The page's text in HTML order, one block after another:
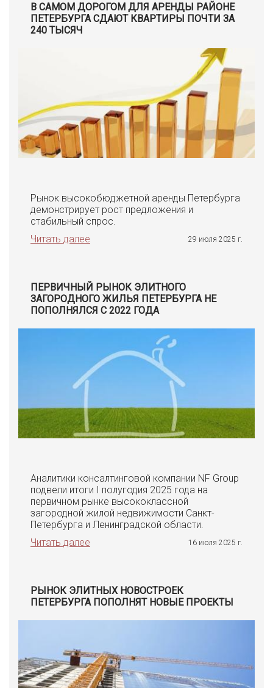
В САМОМ ДОРОГОМ ДЛЯ АРЕНДЫ РАЙОНЕ
ПЕТЕРБУРГА СДАЮТ КВАРТИРЫ ПОЧТИ ЗА
240 ТЫСЯЧ
Рынок высокобюджетной аренды Петербурга
демонстрирует рост предложения и
стабильный спрос.
Читать далее
29 июля 2025 г.
ПЕРВИЧНЫЙ РЫНОК ЭЛИТНОГО
ЗАГОРОДНОГО ЖИЛЬЯ ПЕТЕРБУРГА НЕ
ПОПОЛНЯЛСЯ С 2022 ГОДА
Аналитики консалтинговой компании NF Group
подвели итоги I полугодия 2025 года на
первичном рынке высококлассной
загородной жилой недвижимости Санкт-
Петербурга и Ленинградской области.
Читать далее
16 июля 2025 г.
РЫНОК ЭЛИТНЫХ НОВОСТРОЕК
ПЕТЕРБУРГА ПОПОЛНЯТ НОВЫЕ ПРОЕКТЫ